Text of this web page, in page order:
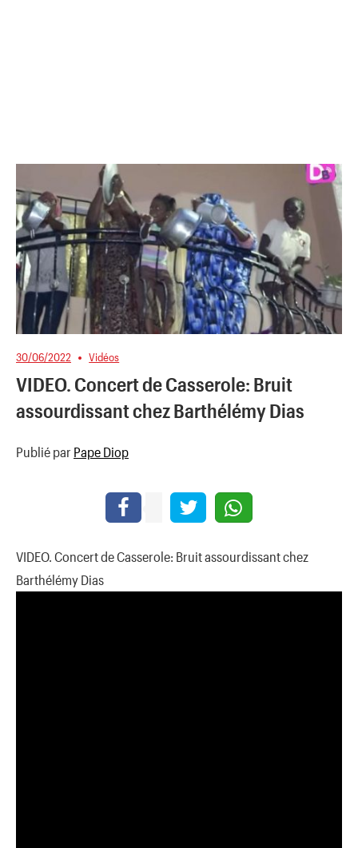
30/06/2022 Vidéos
VIDEO. Concert de Casserole: Bruit
assourdissant chez Barthélémy Dias
Publié par Pape Diop
VIDEO. Concert de Casserole: Bruit assourdissant chez
Barthélémy Dias